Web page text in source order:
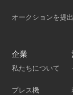
オークションを提
企業
私たちについて
プレス機